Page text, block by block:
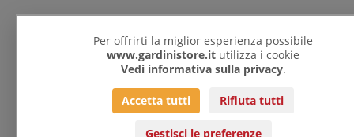
Per offrirti la miglior esperienza possibile
www.gardinistore.it utilizza i cookie
Vedi informativa sulla privacy.
Accetta tutti Rifiuta tutti
Gestisci le preferenze